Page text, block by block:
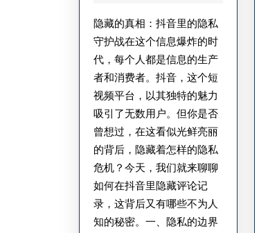
么
隐
藏
评
论
记
录
_
藏
抖
13
日
粉
隐藏的真相：抖音里的隐私
守护战在这个信息爆炸的时
代，每个人都是信息的生产
者和消费者。抖音，这个短
视频平台，以其独特的魅力
吸引了无数用户。但你是否
曾想过，在这看似光鲜亮丽
的背后，隐藏着怎样的隐私
危机？今天，我们就来聊聊
如何在抖音里隐藏评论记
录，这背后又有哪些不为人
知的秘密。一、隐私的边界